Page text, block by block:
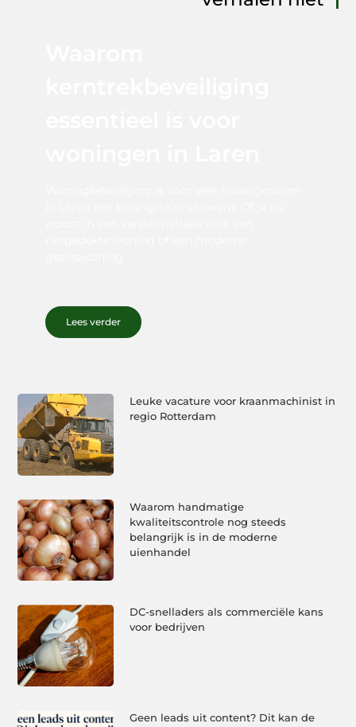
Lees verder
Leuke vacature voor kraanmachinist in
regio Rotterdam
Waarom handmatige
kwaliteitscontrole nog steeds
belangrijk is in de moderne
uienhandel
DC-snelladers als commerciële kans
voor bedrijven
Geen leads uit content? Dit kan de